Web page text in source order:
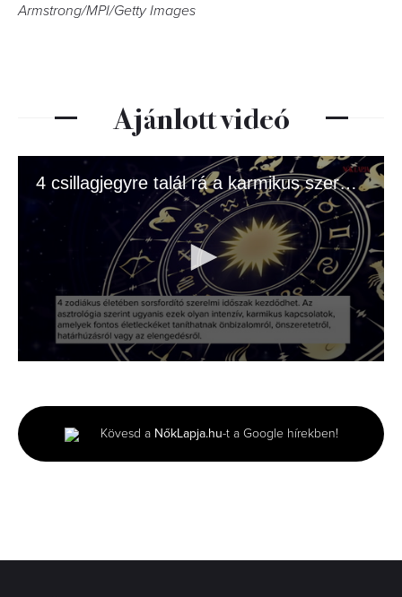
Armstrong/MPI/Getty Images
Ajánlott videó
4 csillagjegyre talál rá a karmikus szerelem júliusban
minute,
6
seconds
Kövesd a NőkLapja.hu-t a Google hírekben!